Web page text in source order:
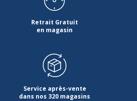
Retrait Gratuit
en magasin
Service après-vente
dans nos 320 magasins